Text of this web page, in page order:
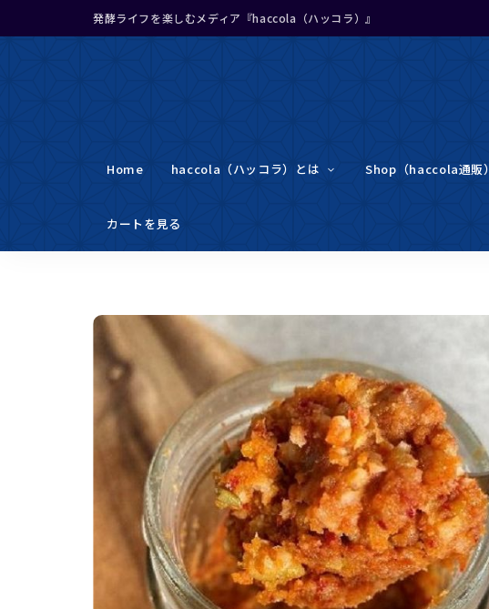
発酵ライフを楽しむメディア『haccola（ハッコラ）』
Home haccola（ハッコラ）とは Shop（haccola通販）
カートを見る